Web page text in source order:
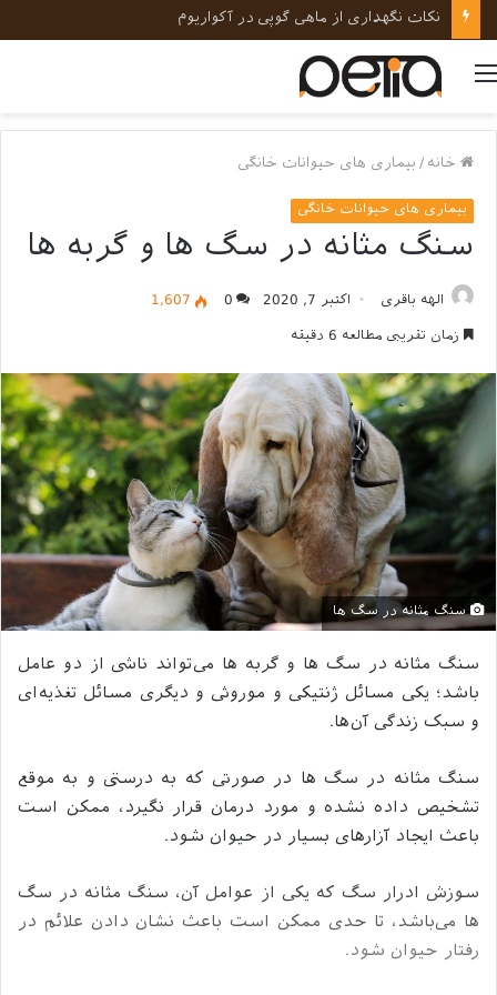
نکات نگهداری از ماهی گوپی در آکواریوم
منو
خانه / بیماری های حیوانات خانگی
بیماری های حیوانات خانگی
سنگ مثانه در سگ ها و گربه ها
الهه باقری اکتبر 7, 2020 0
1,607
زمان تقریبی مطالعه 6 دقیقه
سنگ مثانه در سگ ها
سنگ مثانه در سگ ها و گربه ها می‌تواند ناشی از دو عامل
باشد؛ یکی مسائل ژنتیکی و موروثی و دیگری مسائل تغذیه‌ای
و سبک زندگی آن‌ها.
سنگ مثانه در سگ ها در صورتی که به درستی و به موقع
تشخیص داده نشده و مورد درمان قرار نگیرد، ممکن است
باعث ایجاد آزارهای بسیار در حیوان شود.
سوزش ادرار سگ که یکی از عوامل آن، سنگ مثانه در سگ
ها می‌باشد، تا حدی ممکن است باعث نشان دادن علائم در
رفتار حیوان شود.